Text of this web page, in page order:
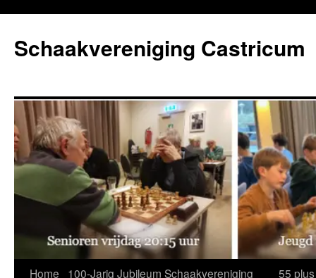
de
inhoud
Schaakvereniging Castricum
Home
100-Jarig Jubileum Schaakvereniging
55